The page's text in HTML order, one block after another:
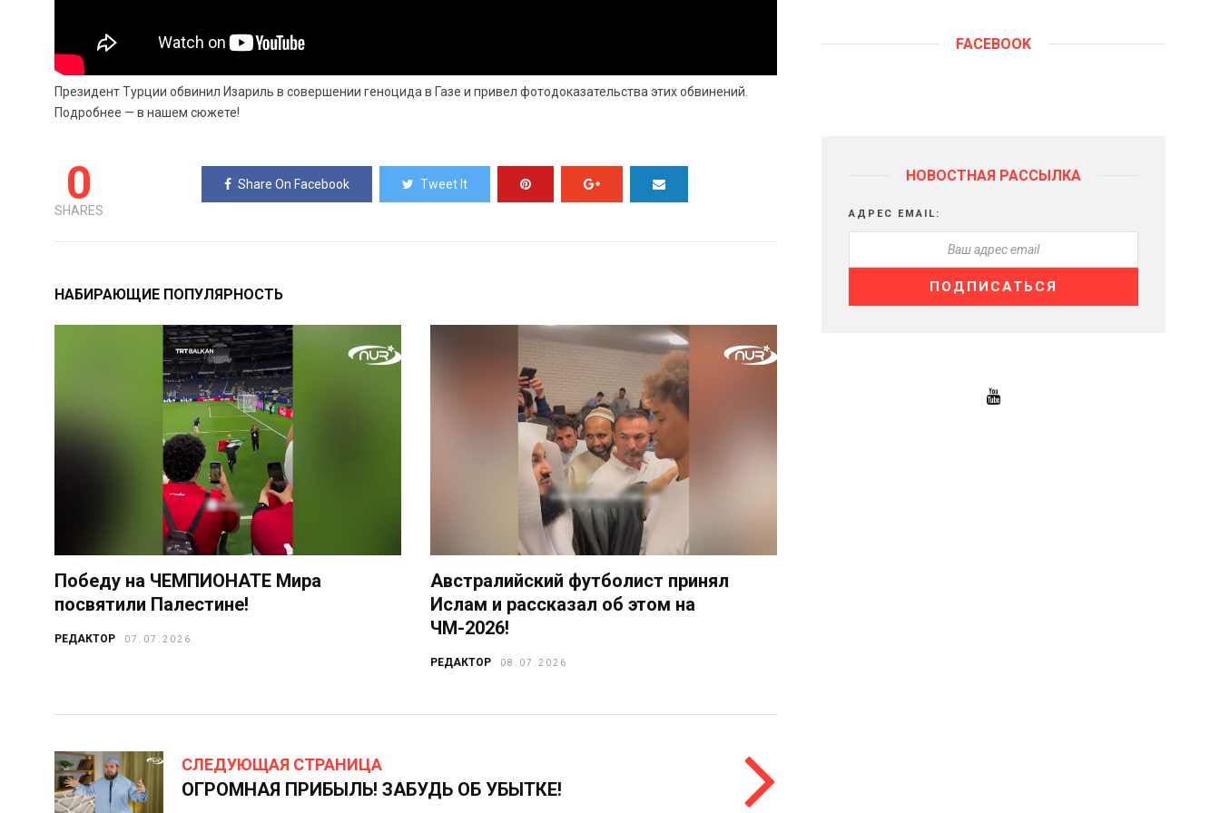
Президент Турции обвинил Изариль в совершении геноцида в Газе и привел фотодоказательства этих обвинений.
Подробнее — в нашем сюжете!
0
SHARES
Share On Facebook Tweet It
НАБИРАЮЩИЕ ПОПУЛЯРНОСТЬ
Победу на ЧЕМПИОНАТЕ Мира
посвятили Палестине!
РЕДАКТОР 07.07.2026
Австралийский футболист принял
Ислам и рассказал об этом на
ЧМ-2026!
РЕДАКТОР 08.07.2026
СЛЕДУЮЩАЯ СТРАНИЦА
ОГРОМНАЯ ПРИБЫЛЬ! ЗАБУДЬ ОБ УБЫТКЕ!
FACEBOOK
НОВОСТНАЯ РАССЫЛКА
АДРЕС EMAIL: